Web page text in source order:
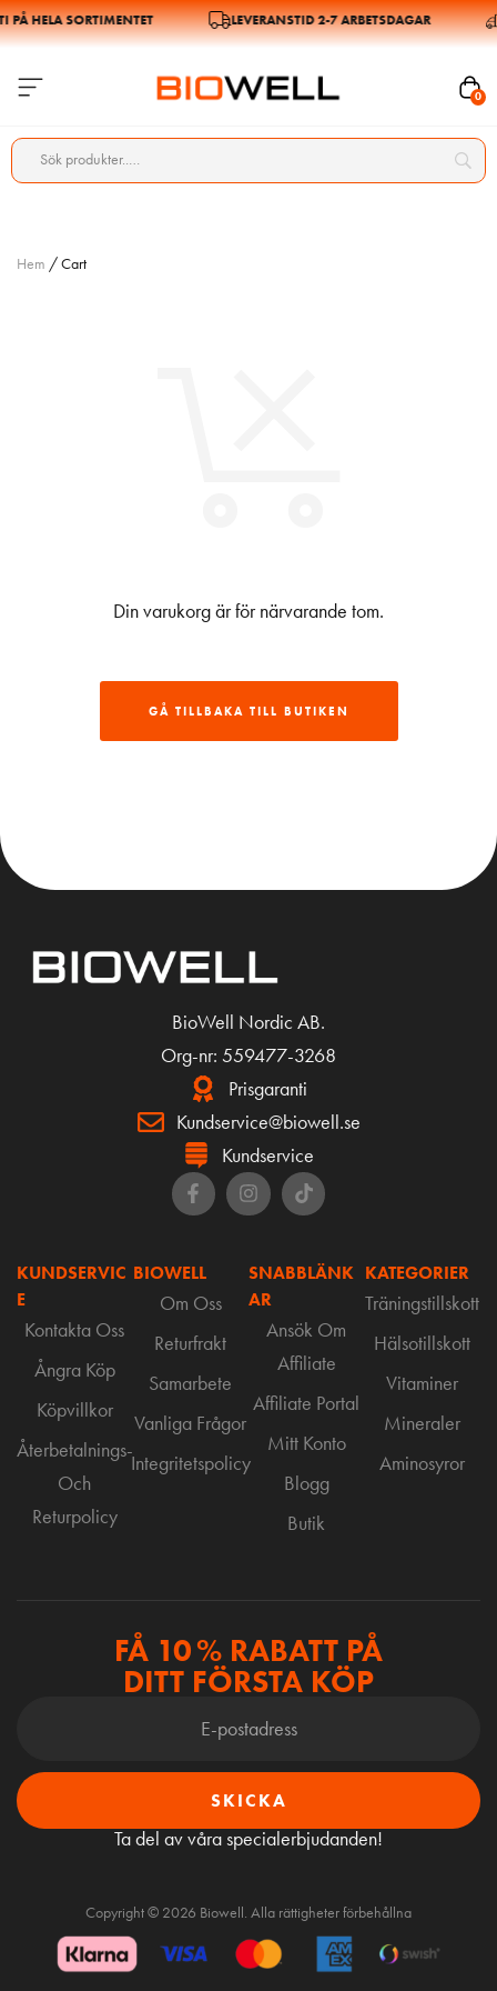
PÅ HELA SORTIMENTET LEVERANSTID 2-7 ARBETSDAGAR
0
Hem / Cart
Din varukorg är för närvarande tom.
GÅ TILLBAKA TILL BUTIKEN
BioWell Nordic AB.
Org-nr: 559477-3268
Prisgaranti
Kundservice@biowell.se
Kundservice
KUNDSERVIC
E
Kontakta Oss
Ångra Köp
Köpvillkor
Återbetalnings-
Och
Returpolicy
BIOWELL
Om Oss
Returfrakt
Samarbete
Vanliga Frågor
Integritetspolicy
SNABBLÄNK
AR
Ansök Om
Affiliate
Affiliate Portal
Mitt Konto
Blogg
Butik
KATEGORIER
Träningstillskott
Hälsotillskott
Vitaminer
Mineraler
Aminosyror
FÅ 10 % RABATT PÅ
DITT FÖRSTA KÖP
SKICKA
Ta del av våra specialerbjudanden!
Copyright © 2026 Biowell. Alla rättigheter förbehållna